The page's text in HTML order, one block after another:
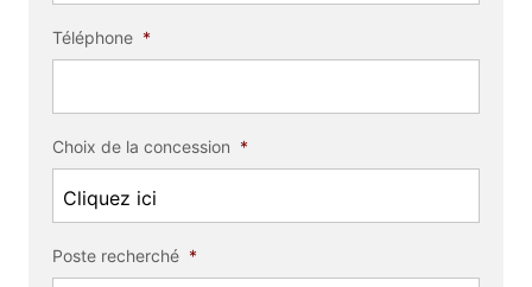
Téléphone *
Choix de la concession *
Poste recherché *